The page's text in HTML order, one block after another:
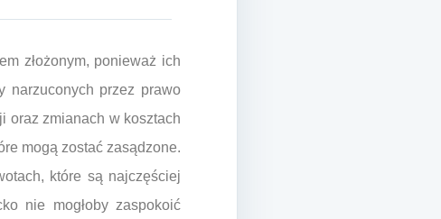
złożonym, ponieważ ich
narzuconych przez prawo
oraz zmianach w kosztach
mogą zostać zasądzone.
które są najczęściej
nie mogłoby zaspokoić